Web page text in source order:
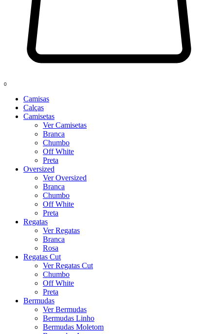
0
Camisas
Calças
Camisetas
Ver Camisetas
Branca
Chumbo
Off White
Preta
Oversized
Ver Oversized
Branca
Chumbo
Off White
Preta
Regatas
Ver Regatas
Branca
Rosa
Regatas Cut
Ver Regatas Cut
Chumbo
Off White
Preta
Bermudas
Ver Bermudas
Bermudas Linho
Bermudas Moletom